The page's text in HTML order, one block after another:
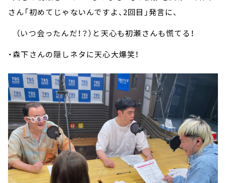
さん「初めてじゃないんですよ、2回目」発言に、
（いつ会ったんだ！？）と天心も初瀬さんも慌てる！
・森下さんの隠しネタに天心大爆笑！